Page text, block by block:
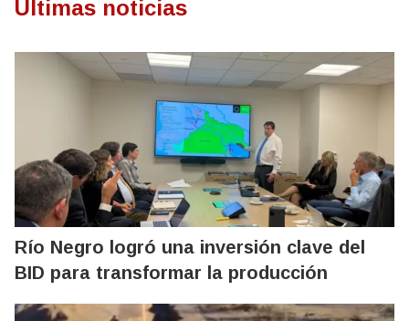
Últimas noticias
Río Negro logró una inversión clave del
BID para transformar la producción